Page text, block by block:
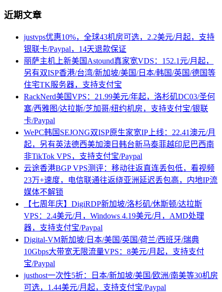
近期文章
justvps优惠10%，全球43机房可选，2.2美元/月起，支持
银联卡/Paypal，14天退款保证
丽萨主机上新美国Astound真家宽VDS：152.1元/月起，
另有双ISP香港/台湾/新加坡/美国/日本/韩国/英国/德国等
住宅TK服务器，支持支付宝
RackNerd美国VPS：21.99美元/年起，洛杉矶DC03/圣何
塞/西雅图/达拉斯/芝加哥/纽约机房，支持支付宝/银联
卡/Paypal
WePC韩国SEJONG双ISP原生家宽IP上线：22.41澳元/月
起，另有英法德西美加澳日韩台新马泰菲越印尼巴西南
非TikTok VPS，支持支付宝/Paypal
云途香港BGP VPS测评：移动往返直连丢包低，看视频
23万+速度，电信联通往返绕亚洲延迟丢包高，内地IP流
媒体不解锁
【七周年庆】DigiRDP新加坡/洛杉矶/休斯顿/达拉斯
VPS：2.4美元/月，Windows 4.19美元/月，AMD处理
器，支持支付宝/Paypal
Digital-VM新加坡/日本/美国/英国/荷兰/西班牙/瑞典
10Gbps大带宽无限流量VPS：8美元/月起，支持支付
宝/Paypal
justhost一次性5折：日本/新加坡/美国/欧洲/南美等30机房
可选，1.44美元/月起，支持支付宝/Paypal